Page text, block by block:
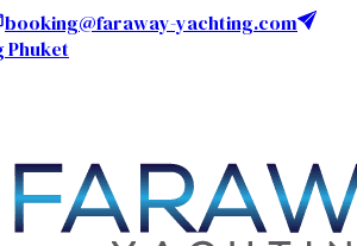
booking@faraway-yachting.com
Phuket